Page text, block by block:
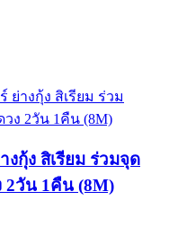
กุ้ง สิเรียม ร่วมจุด
2วัน 1คืน (8M)